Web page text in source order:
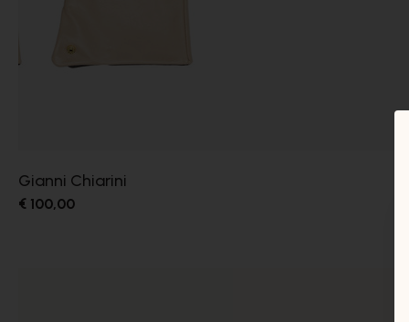
Gianni Chiarini
€ 100,00